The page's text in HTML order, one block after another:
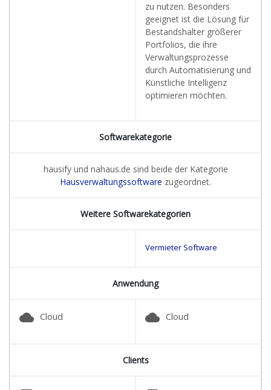
zu nutzen. Besonders
geeignet ist die Lösung für
Bestandshalter größerer
Portfolios, die ihre
Verwaltungsprozesse
durch Automatisierung und
Künstliche Intelligenz
optimieren möchten.
Softwarekategorie
hausify und nahaus.de sind beide der Kategorie
Hausverwaltungssoftware zugeordnet.
Weitere Softwarekategorien
Vermieter Software
Anwendung
cloud Cloud cloud Cloud
Clients